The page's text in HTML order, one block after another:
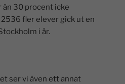
än 30 procent icke
fler elever gick ut en
i år.
ser vi även ett annat